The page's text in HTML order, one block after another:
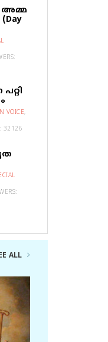
അമ്മ
VOICE,
32126
ALL